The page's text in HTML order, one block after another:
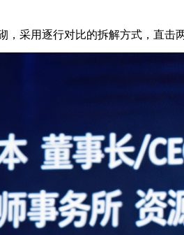
，采用逐行对比的拆解方式，直击